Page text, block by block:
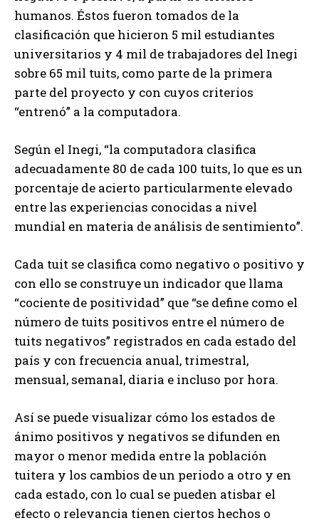
humanos. Éstos fueron tomados de la
clasificación que hicieron 5 mil estudiantes
universitarios y 4 mil de trabajadores del Inegi
sobre 65 mil tuits, como parte de la primera
parte del proyecto y con cuyos criterios
“entrenó” a la computadora.
Según el Inegi, “la computadora clasifica
adecuadamente 80 de cada 100 tuits, lo que es un
porcentaje de acierto particularmente elevado
entre las experiencias conocidas a nivel
mundial en materia de análisis de sentimiento”.
Cada tuit se clasifica como negativo o positivo y
con ello se construye un indicador que llama
“cociente de positividad” que “se define como el
número de tuits positivos entre el número de
tuits negativos” registrados en cada estado del
país y con frecuencia anual, trimestral,
mensual, semanal, diaria e incluso por hora.
Así se puede visualizar cómo los estados de
ánimo positivos y negativos se difunden en
mayor o menor medida entre la población
tuitera y los cambios de un periodo a otro y en
cada estado, con lo cual se pueden atisbar el
efecto o relevancia tienen ciertos hechos o